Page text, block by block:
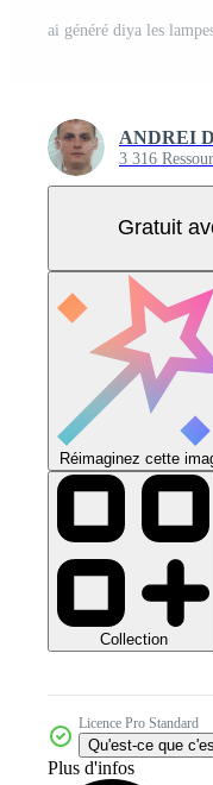
ANDREI
3 316
Gratuit
Réimaginez cette
Collection
Licence Pro Standard
Qu'est-ce que
Plus d'infos